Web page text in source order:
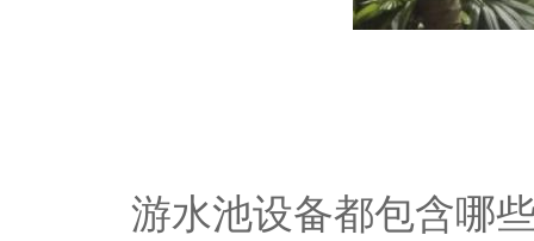
游水池设备都包含哪